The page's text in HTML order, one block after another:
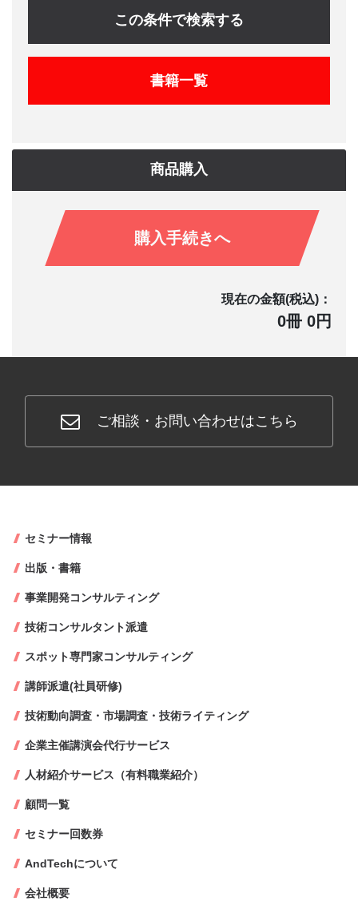
この条件で検索する
書籍一覧
商品購入
購入手続きへ
現在の金額(税込)：
0冊 0円
ご相談・お問い合わせはこちら
セミナー情報
出版・書籍
事業開発コンサルティング
技術コンサルタント派遣
スポット専門家コンサルティング
講師派遣(社員研修)
技術動向調査・市場調査・技術ライティング
企業主催講演会代行サービス
人材紹介サービス（有料職業紹介）
顧問一覧
セミナー回数券
AndTechについて
会社概要